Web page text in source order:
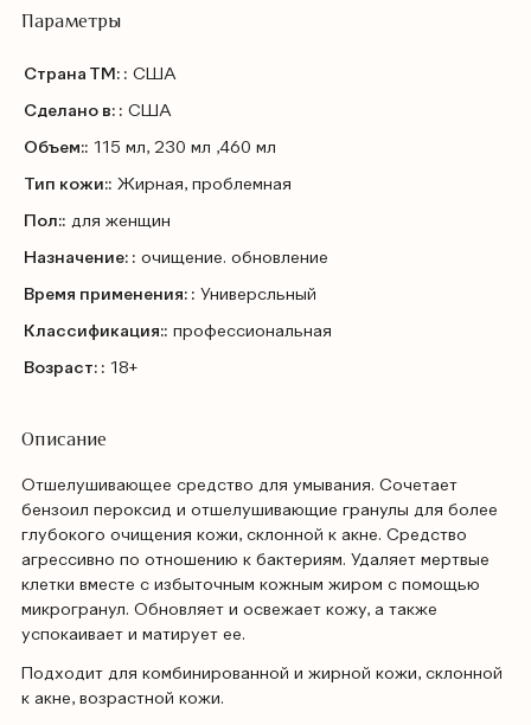
Параметры
Страна ТМ: : США
Сделано в: : США
Объем:: 115 мл, 230 мл ,460 мл
Тип кожи:: Жирная, проблемная
Пол:: для женщин
Назначение: : очищение. обновление
Время применения: : Универсльный
Классификация:: профессиональная
Возраст: : 18+
Описание
Отшелушивающее средство для умывания. Сочетает
бензоил пероксид и отшелушивающие гранулы для более
глубокого очищения кожи, склонной к акне. Средство
агрессивно по отношению к бактериям. Удаляет мертвые
клетки вместе с избыточным кожным жиром с помощью
микрогранул. Обновляет и освежает кожу, а также
успокаивает и матирует ее.
Подходит для комбинированной и жирной кожи, склонной
к акне, возрастной кожи.